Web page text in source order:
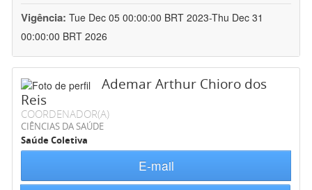
Vigência: Tue Dec 05 00:00:00 BRT 2023-Thu Dec 31
00:00:00 BRT 2026
Ademar Arthur Chioro dos
Reis
COORDENADOR(A)
CIÊNCIAS DA SAÚDE
Saúde Coletiva
E-mail